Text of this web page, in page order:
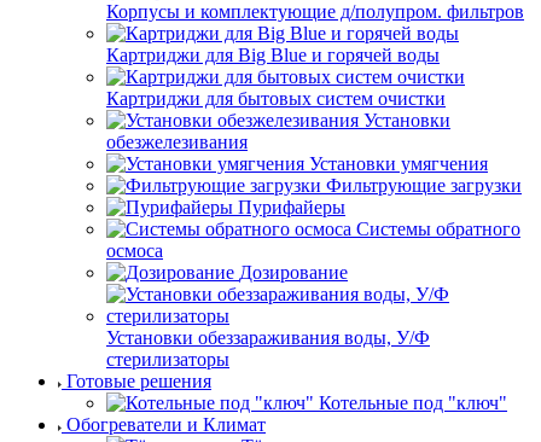
Корпусы и комплектующие д/полупром. фильтров
Картриджи для Big Blue и горячей воды
Картриджи для бытовых систем очистки
Установки
обезжелезивания
Установки умягчения
Фильтрующие загрузки
Пурифайеры
Системы обратного
осмоса
Дозирование
Установки обеззараживания воды, У/Ф
стерилизаторы
Готовые решения
Котельные под "ключ"
Обогреватели и Климат